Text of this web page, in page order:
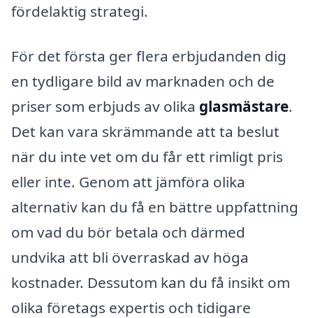
fördelaktig strategi.
För det första ger flera erbjudanden dig
en tydligare bild av marknaden och de
priser som erbjuds av olika glasmästare.
Det kan vara skrämmande att ta beslut
när du inte vet om du får ett rimligt pris
eller inte. Genom att jämföra olika
alternativ kan du få en bättre uppfattning
om vad du bör betala och därmed
undvika att bli överraskad av höga
kostnader. Dessutom kan du få insikt om
olika företags expertis och tidigare